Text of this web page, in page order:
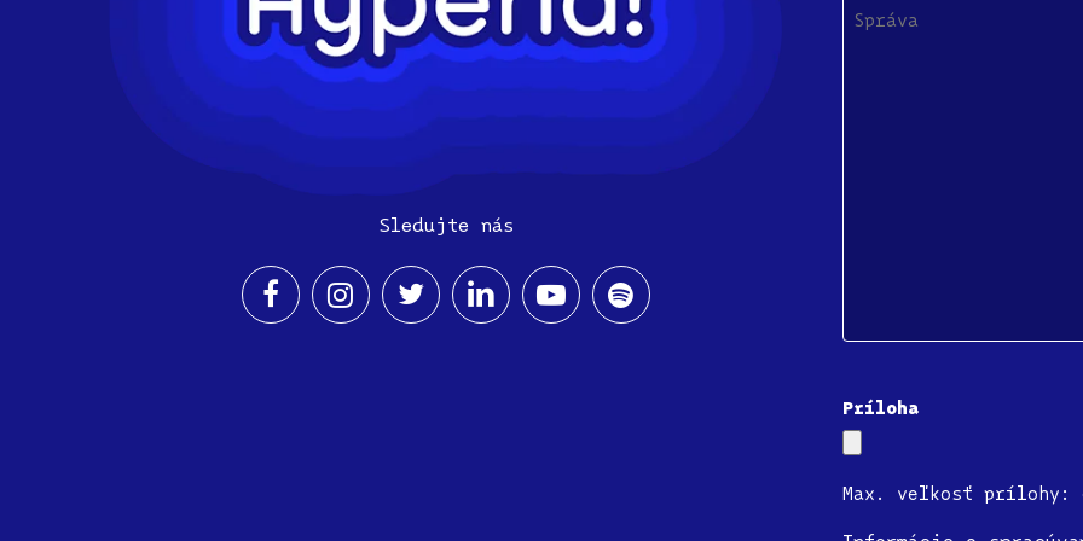
Sledujte nás
Príloha
Max. veľkosť prílohy: